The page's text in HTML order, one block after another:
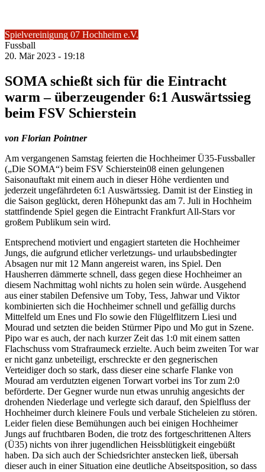
Spielvereinigung 07 Hochheim e.V.
Fussball
20. Mär 2023 - 19:18
SOMA schießt sich für die Eintracht
warm – überzeugender 6:1 Auswärtssieg
beim FSV Schierstein
von Florian Pointner
Am vergangenen Samstag feierten die Hochheimer Ü35-Fussballer
(„Die SOMA“) beim FSV Schierstein08 einen gelungenen
Saisonauftakt mit einem auch in dieser Höhe verdienten und
jederzeit ungefährdeten 6:1 Auswärtssieg. Damit ist der Einstieg in
die Saison geglückt, deren Höhepunkt das am 7. Juli in Hochheim
stattfindende Spiel gegen die Eintracht Frankfurt All-Stars vor
großem Publikum sein wird.
Entsprechend motiviert und engagiert starteten die Hochheimer
Jungs, die aufgrund etlicher verletzungs- und urlaubsbedingter
Absagen nur mit 12 Mann angereist waren, ins Spiel. Den
Hausherren dämmerte schnell, dass gegen diese Hochheimer an
diesem Nachmittag wohl nichts zu holen sein würde. Ausgehend
aus einer stabilen Defensive um Toby, Tess, Jahwar und Viktor
kombinierten sich die Hochheimer schnell und gefällig durchs
Mittelfeld um Enes und Flo sowie den Flügelflitzern Liesi und
Mourad und setzten die beiden Stürmer Pipo und Mo gut in Szene.
Pipo war es auch, der nach kurzer Zeit das 1:0 mit einem satten
Flachschuss vom Strafraumeck erzielte. Auch beim zweiten Tor war
er nicht ganz unbeteiligt, erschreckte er den gegnerischen
Verteidiger doch so stark, dass dieser eine scharfe Flanke von
Mourad am verdutzten eigenen Torwart vorbei ins Tor zum 2:0
beförderte. Der Gegner wurde nun etwas unruhig angesichts der
drohenden Niederlage und verlegte sich darauf, den Spielfluss der
Hochheimer durch kleinere Fouls und verbale Sticheleien zu stören.
Leider fielen diese Bemühungen auch bei einigen Hochheimer
Jungs auf fruchtbaren Boden, die trotz des fortgeschrittenen Alters
(Ü35) nichts von ihrer jugendlichen Heissblütigkeit eingebüßt
haben. Da sich auch der Schiedsrichter anstecken ließ, übersah
dieser auch in einer Situation eine deutliche Abseitsposition, so dass